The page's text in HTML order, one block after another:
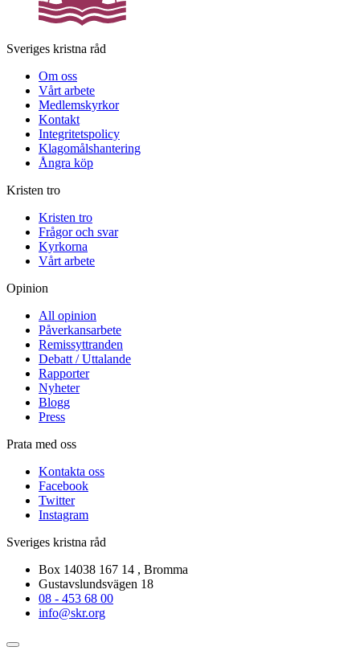
Sveriges kristna råd
Om oss
Vårt arbete
Medlemskyrkor
Kontakt
Integritetspolicy
Klagomålshantering
Ångra köp
Kristen tro
Kristen tro
Frågor och svar
Kyrkorna
Vårt arbete
Opinion
All opinion
Påverkansarbete
Remissyttranden
Debatt / Uttalande
Rapporter
Nyheter
Blogg
Press
Prata med oss
Kontakta oss
Facebook
Twitter
Instagram
Sveriges kristna råd
Box 14038 167 14 , Bromma
Gustavslundsvägen 18
08 - 453 68 00
info@skr.org